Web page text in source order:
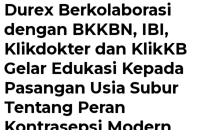
Durex Berkolaborasi
dengan BKKBN, IBI,
Klikdokter dan KlikKB
Gelar Edukasi Kepada
Pasangan Usia Subur
Tentang Peran